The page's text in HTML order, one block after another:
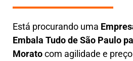
Está procurando uma
Embala Tudode São Paulo
Moratocom agilidade e